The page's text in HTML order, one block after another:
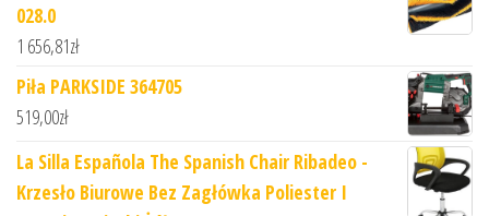
028.0
1 656,81zł
Piła PARKSIDE 364705
519,00zł
La Silla Española The Spanish Chair Ribadeo -
Krzesło Biurowe Bez Zagłówka Poliester I